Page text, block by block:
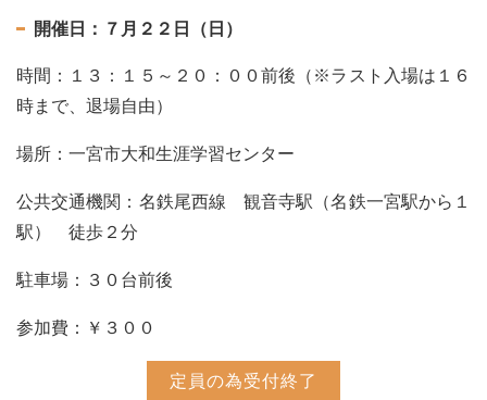
開催日：７月２２日（日）
時間：１３：１５～２０：００前後（※ラスト入場は１６
時まで、退場自由）
場所：一宮市大和生涯学習センター
公共交通機関：名鉄尾西線 観音寺駅（名鉄一宮駅から１
駅） 徒歩２分
駐車場：３０台前後
参加費：￥３００
定員の為受付終了